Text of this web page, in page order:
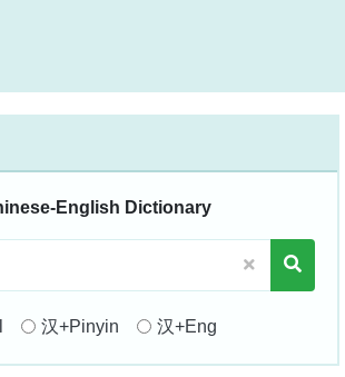
English Dictionary
汉+Pinyin 汉+Eng